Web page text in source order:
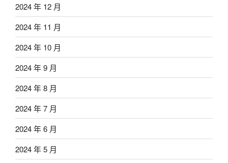
2024 年 12 月
2024 年 11 月
2024 年 10 月
2024 年 9 月
2024 年 8 月
2024 年 7 月
2024 年 6 月
2024 年 5 月